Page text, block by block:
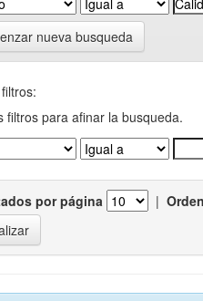
nueva busqueda
filtros para afinar la busqueda.
por página |